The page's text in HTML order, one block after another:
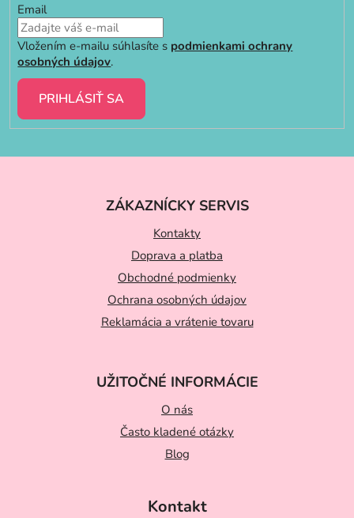
Email
Vložením e-mailu súhlasíte s podmienkami ochrany
osobných údajov.
PRIHLÁSIŤ SA
ZÁKAZNÍCKY SERVIS
Kontakty
Doprava a platba
Obchodné podmienky
Ochrana osobných údajov
Reklamácia a vrátenie tovaru
UŽITOČNÉ INFORMÁCIE
O nás
Často kladené otázky
Blog
Kontakt